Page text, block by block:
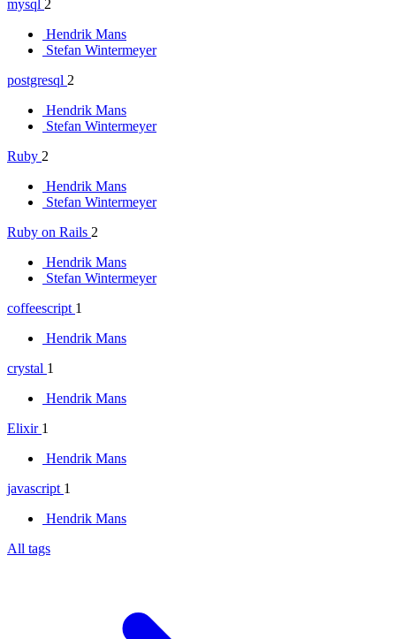
mysql 2
Hendrik Mans
Stefan Wintermeyer
postgresql 2
Hendrik Mans
Stefan Wintermeyer
Ruby 2
Hendrik Mans
Stefan Wintermeyer
Ruby on Rails 2
Hendrik Mans
Stefan Wintermeyer
coffeescript 1
Hendrik Mans
crystal 1
Hendrik Mans
Elixir 1
Hendrik Mans
javascript 1
Hendrik Mans
All tags